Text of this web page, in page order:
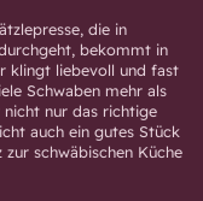
die in
bekommt in
klingt liebevoll und fast
Schwaben mehr als
nicht nur das richtige
auch ein gutes Stück
schwäbischen Küche